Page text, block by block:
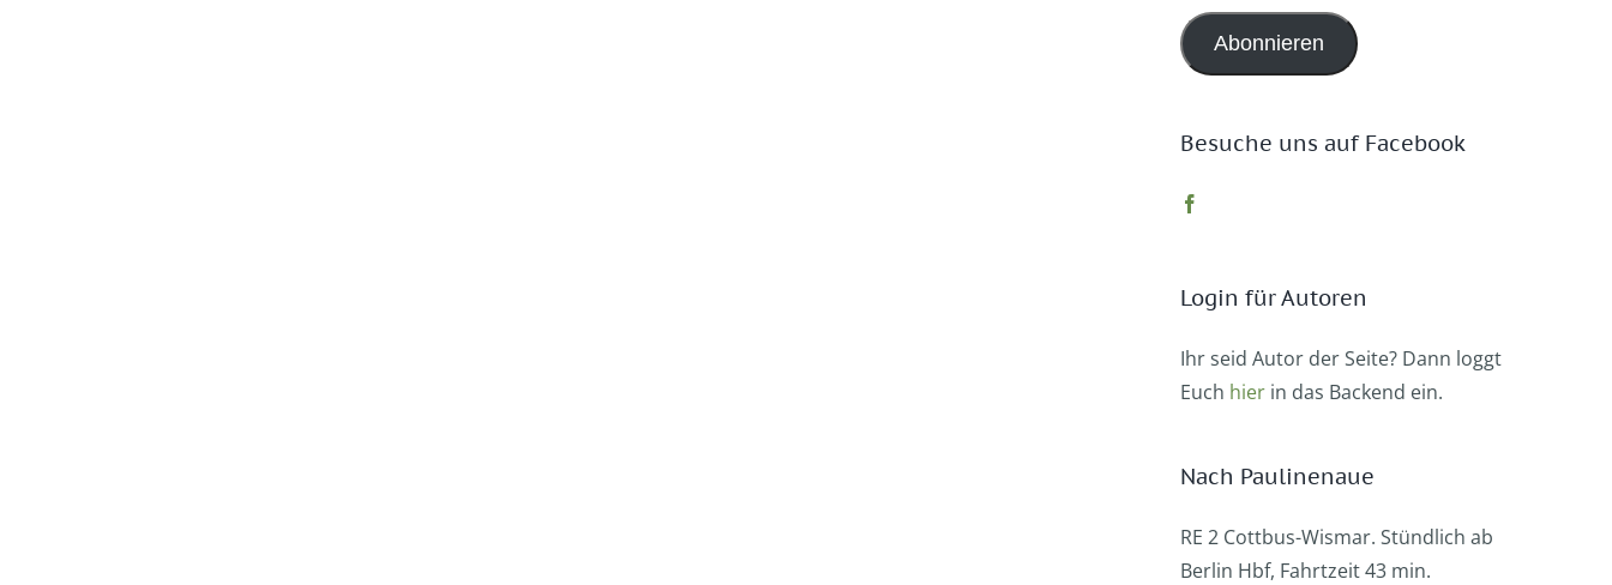
Adresse
Abonnieren
Besuche uns auf Facebook
Login für Autoren
Ihr seid Autor der Seite? Dann loggt
Euch hier in das Backend ein.
Nach Paulinenaue
RE 2 Cottbus-Wismar. Stündlich ab
Berlin Hbf, Fahrtzeit 43 min.